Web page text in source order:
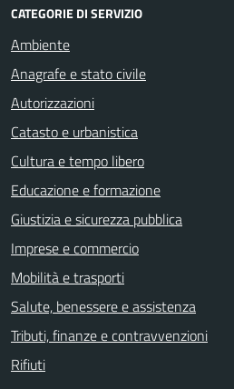
CATEGORIE DI SERVIZIO
Ambiente
Anagrafe e stato civile
Autorizzazioni
Catasto e urbanistica
Cultura e tempo libero
Educazione e formazione
Giustizia e sicurezza pubblica
Imprese e commercio
Mobilità e trasporti
Salute, benessere e assistenza
Tributi, finanze e contravvenzioni
Rifiuti